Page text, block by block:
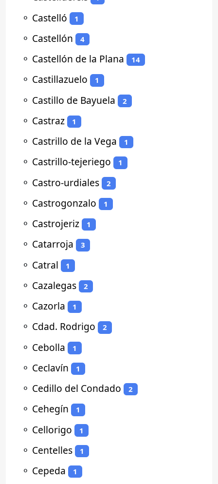
⚬ Castelló 1
⚬ Castellón 4
⚬ Castellón de la Plana 14
⚬ Castillazuelo 1
⚬ Castillo de Bayuela 2
⚬ Castraz 1
⚬ Castrillo de la Vega 1
⚬ Castrillo-tejeriego 1
⚬ Castro-urdiales 2
⚬ Castrogonzalo 1
⚬ Castrojeriz 1
⚬ Catarroja 3
⚬ Catral 1
⚬ Cazalegas 2
⚬ Cazorla 1
⚬ Cdad. Rodrigo 2
⚬ Cebolla 1
⚬ Ceclavín 1
⚬ Cedillo del Condado 2
⚬ Cehegín 1
⚬ Cellorigo 1
⚬ Centelles 1
⚬ Cepeda 1